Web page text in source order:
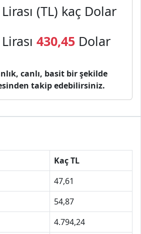
(TL) kaç Dolar
430,45 Dolar
canlı, basit bir şekilde
takip edebilirsiniz.
Kaç TL
47,61
54,87
4.794,24